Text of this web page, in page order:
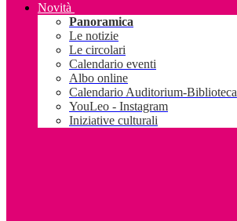
Novità
Panoramica
Le notizie
Le circolari
Calendario eventi
Albo online
Calendario Auditorium-Biblioteca
YouLeo - Instagram
Iniziative culturali